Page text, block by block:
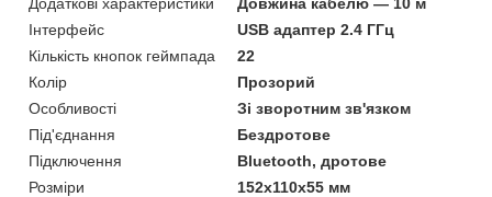
Інтерфейс
USB адаптер 2.4 ГГц
Кількість кнопок геймпада
22
Колір
Прозорий
Особливості
Зі зворотним зв'язком
Під'єднання
Бездротове
Підключення
Bluetooth, дротове
Розміри
152х110х55 мм